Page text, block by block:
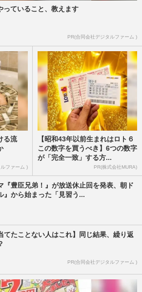
ングルポケット斉藤慎二に2度目の不
っていること、教えます
PR(合同会社デジタルファーム )
る流
ファーム )
【昭和43年以前生まれはロト６
この数字を買うべき】6つの数字
が「完全一致」する方...
PR(株式会社MURA)
『豊臣兄弟！』が放送休止回を発表、朝ド
』から始まった「見習う...
てたことない人はこれ】同じ結果、繰り返
PR(合同会社デジタルファーム )